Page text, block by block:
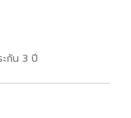
กัน 3 ปี